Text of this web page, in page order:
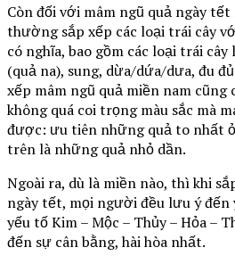
Còn đối với mâm ngũ quả ngày tết
thường sắp xếp các loại trái cây
có nghĩa, bao gồm các loại trái
(quả na), sung, dừa/dứa/dưa, đu
xếp mâm ngũ quả miền nam
không quá coi trọng màu sắc mà
được: ưu tiên những quả to nhất
trên là những quả nhỏ dần.
Ngoài ra, dù là miền nào, thì khi
ngày tết, mọi người đều lưu ý đến
yếu tố Kim – Mộc – Thủy – Hỏa –
đến sự cân bằng, hài hòa nhất.